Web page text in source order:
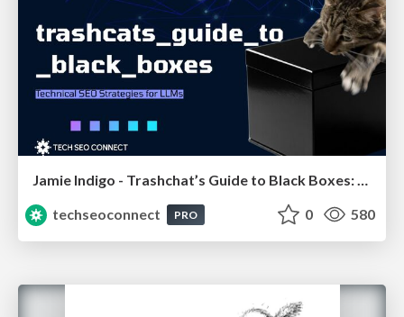
techseoconnect
PRO 0 580